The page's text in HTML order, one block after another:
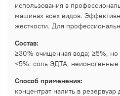
использования в
машинах всех видов.
жесткости. Для
Состав:
≥30% очищенная вода; ≥5%, но
<5%: соль ЭДТА,
Способ применения:
концентрат налить в